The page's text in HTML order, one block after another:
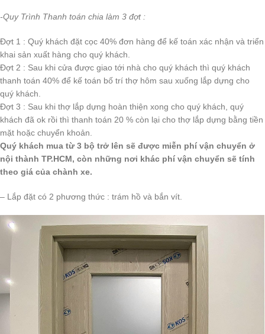
-Quy Trình Thanh toán chia làm 3 đợt :
Đợt 1 : Quý khách đặt cọc 40% đơn hàng để kế toán xác nhận và triển
khai sản xuất hàng cho quý khách.
Đợt 2 : Sau khi cửa được giao tới nhà cho quý khách thì quý khách
thanh toán 40% để kế toán bố trí thợ hôm sau xuống lắp dựng cho
quý khách.
Đợt 3 : Sau khi thợ lắp dựng hoàn thiện xong cho quý khách, quý
khách đã ok rồi thì thanh toán 20 % còn lại cho thợ lắp dựng bằng tiền
mặt hoặc chuyển khoản.
Quý khách mua từ 3 bộ trở lên sẽ được miễn phí vận chuyển ở
nội thành TP.HCM, còn những nơi khác phí vận chuyển sẽ tính
theo giá của chành xe.
– Lắp đặt có 2 phương thức : trám hồ và bắn vít.